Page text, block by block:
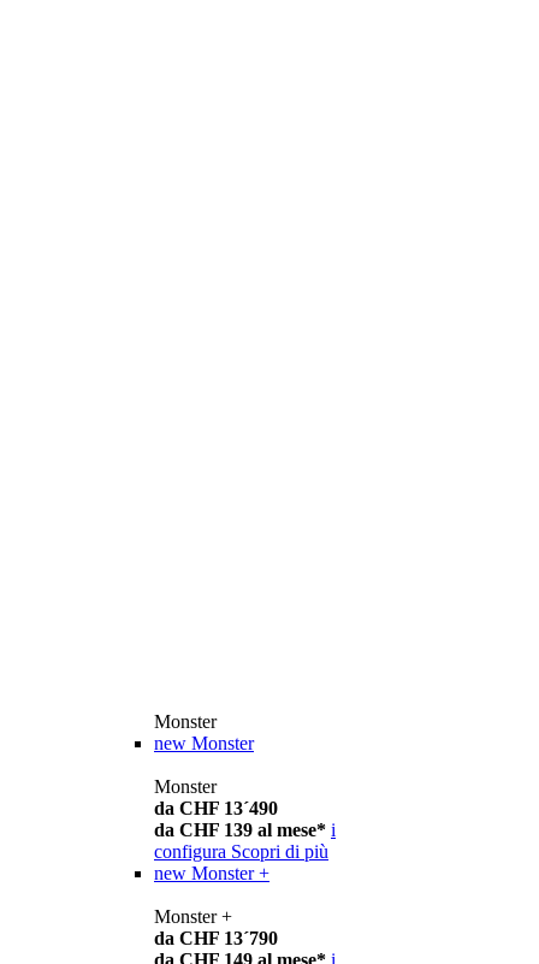
Monster
new Monster
Monster
da CHF 13´490
da CHF 139 al mese* i
configura Scopri di più
new Monster +
Monster +
da CHF 13´790
da CHF 149 al mese* i